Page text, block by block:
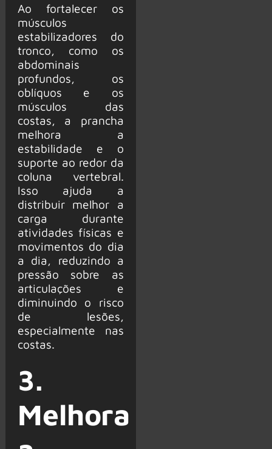
Ao fortalecer os
músculos
estabilizadores do
tronco, como os
abdominais
profundos, os
oblíquos e os
músculos das
costas, a prancha
melhora a
estabilidade e o
suporte ao redor da
coluna vertebral.
Isso ajuda a
distribuir melhor a
carga durante
atividades físicas e
movimentos do dia
a dia, reduzindo a
pressão sobre as
articulações e
diminuindo o risco
de lesões,
especialmente nas
costas.
3.
Melhora